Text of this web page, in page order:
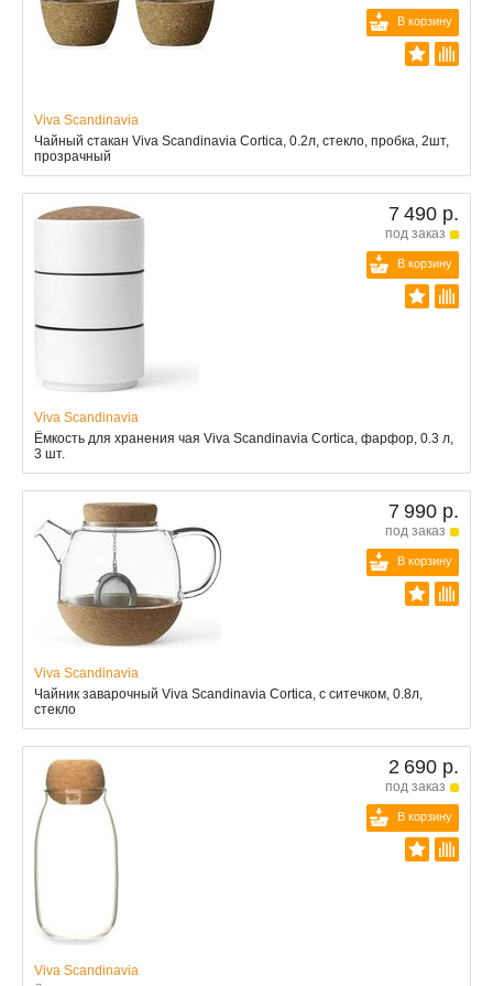
В корзину
Viva Scandinavia
Чайный стакан Viva Scandinavia Cortica, 0.2л, стекло, пробка, 2шт,
прозрачный
7 490 р.
под заказ
В корзину
Viva Scandinavia
Ёмкость для хранения чая Viva Scandinavia Cortica, фарфор, 0.3 л,
3 шт.
7 990 р.
под заказ
В корзину
Viva Scandinavia
Чайник заварочный Viva Scandinavia Cortica, с ситечком, 0.8л,
стекло
2 690 р.
под заказ
В корзину
Viva Scandinavia